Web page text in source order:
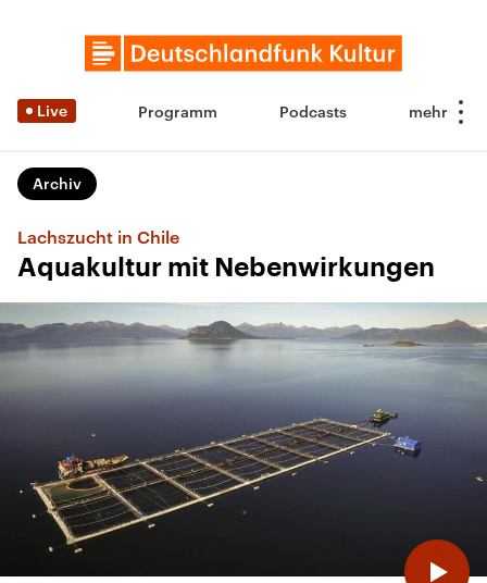
Live Programm Podcasts
Archiv
Lachszucht in Chile
Aquakultur mit Nebenwirkungen